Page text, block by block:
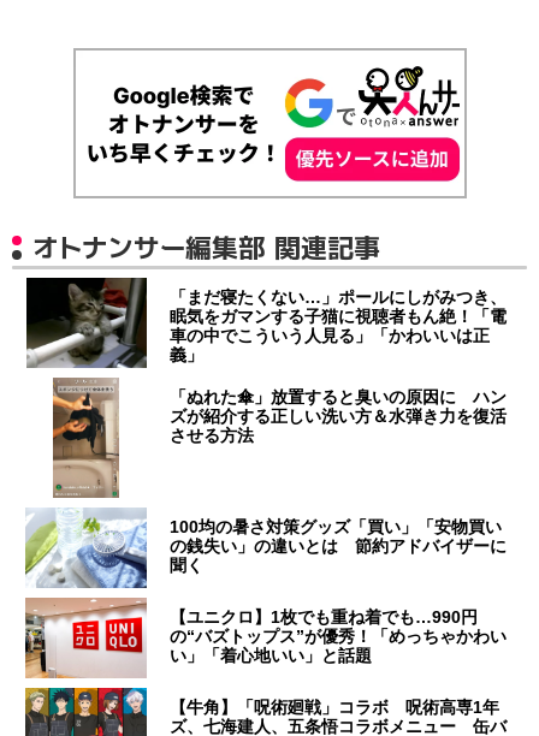
オトナンサー編集部 関連記事
「まだ寝たくない…」ポールにしがみつき、
眠気をガマンする子猫に視聴者もん絶！「電
車の中でこういう人見る」「かわいいは正
義」
「ぬれた傘」放置すると臭いの原因に ハン
ズが紹介する正しい洗い方＆水弾き力を復活
させる方法
100均の暑さ対策グッズ「買い」「安物買い
の銭失い」の違いとは 節約アドバイザーに
聞く
【ユニクロ】1枚でも重ね着でも…990円
の“バズトップス”が優秀！「めっちゃかわい
い」「着心地いい」と話題
【牛角】「呪術廻戦」コラボ 呪術高専1年
ズ、七海建人、五条悟コラボメニュー 缶バ